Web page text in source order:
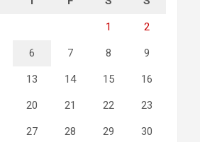
1 2
6 7 8 9
13 14 15 16
20 21 22 23
27 28 29 30